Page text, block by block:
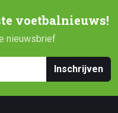
voetbalnieuws!
nieuwsbrief
Inschrijven